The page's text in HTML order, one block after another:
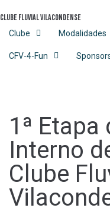
to
content
Clube Fluvial Vilacondense
Clube Modalidades
CFV-4-Fun
1ª Etapa
Interno
Clube